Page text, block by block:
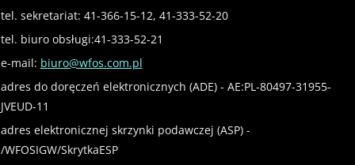
tel. sekretariat: 41-366-15-12, 41-333-52-20
tel. biuro obsługi:41-333-52-21
e-mail: biuro@wfos.com.pl
adres do doręczeń elektronicznych (ADE) - AE:PL-80497-31955-
JVEUD-11
adres elektronicznej skrzynki podawczej (ASP) -
/WFOSIGW/SkrytkaESP